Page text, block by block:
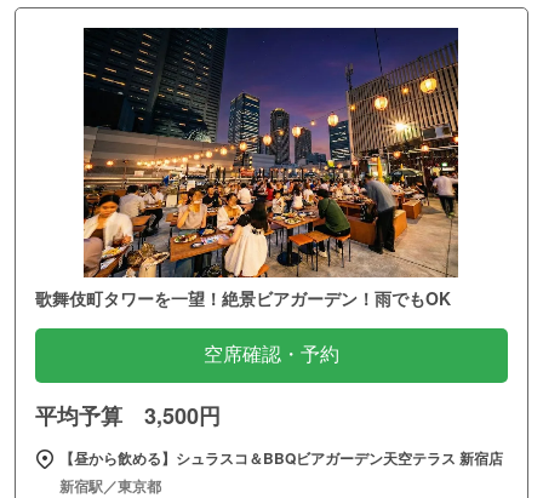
歌舞伎町タワーを一望！絶景ビアガーデン！雨でもOK
空席確認・予約
平均予算 3,500円
【昼から飲める】シュラスコ＆BBQビアガーデン天空テラス 新宿店
新宿駅／東京都